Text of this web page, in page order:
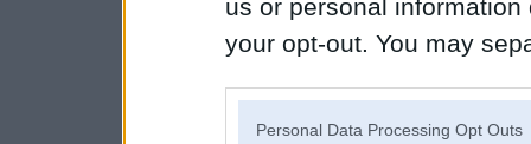
us or personal
your opt-out. You may
Personal Data Processing Opt Outs